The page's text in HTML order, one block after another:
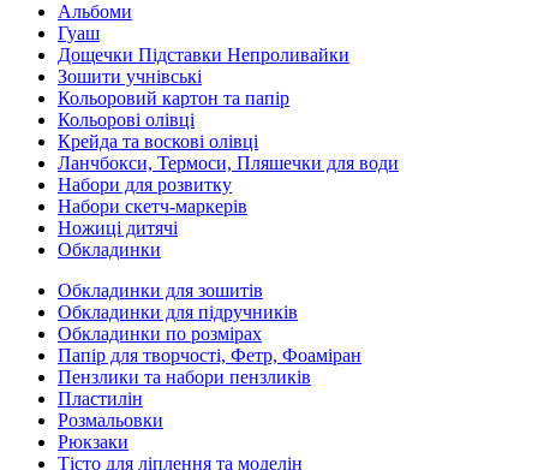
Альбоми
Гуаш
Дощечки Підставки Непроливайки
Зошити учнівські
Кольоровий картон та папір
Кольорові олівці
Крейда та воскові олівці
Ланчбокси, Термоси, Пляшечки для води
Набори для розвитку
Набори скетч-маркерів
Ножиці дитячі
Обкладинки
Обкладинки для зошитів
Обкладинки для підручників
Обкладинки по розмірах
Папір для творчості, Фетр, Фоаміран
Пензлики та набори пензликів
Пластилін
Розмальовки
Рюкзаки
Тісто для ліплення та моделін